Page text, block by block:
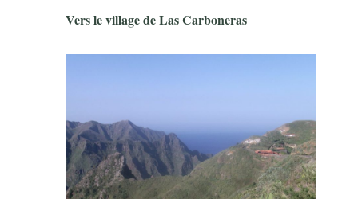
Vers le village de Las Carboneras